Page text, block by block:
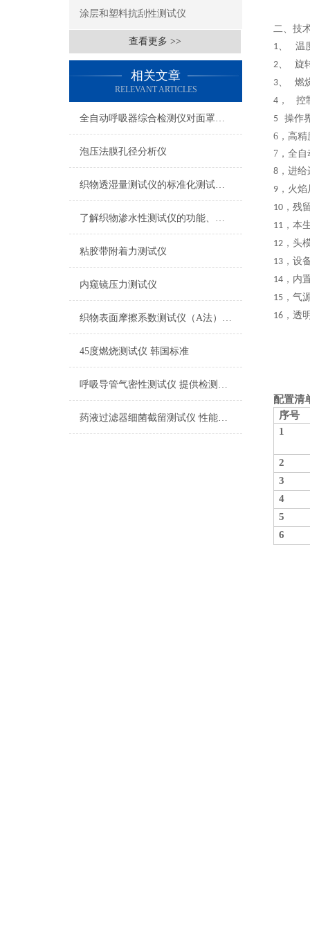
涂层和塑料抗刮性测试仪
查看更多 >>
相关文章
RELEVANT ARTICLES
全自动呼吸器综合检测仪对面罩泄漏率的定量检测方法
泡压法膜孔径分析仪
织物透湿量测试仪的标准化测试方法与流程介绍
了解织物渗水性测试仪的功能、优势与行业应用
粘胶带附着力测试仪
内窥镜压力测试仪
织物表面摩擦系数测试仪（A法） 检测准确
45度燃烧测试仪 韩国标准
呼吸导管气密性测试仪 提供检测方案
药液过滤器细菌截留测试仪 性能稳定
二、技
1、
温
2、
旋
3、
燃
4 ， 控
5 操作
6， 高精
7， 全自
8 ，进
9 ，火焰
10 ，残
11 ，本
12 ，头
13 ，设
14 ，内
15 ，气
16 ，透
配置清
序号
1
2
3
4
5
6